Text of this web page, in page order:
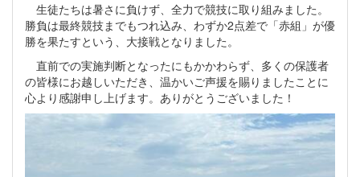
生徒たちは暑さに負けず、全力で競技に取り組みました。
勝負は最終競技までもつれ込み、わずか2点差で「赤組」が優
勝を果たすという、大接戦となりました。
直前での実施判断となったにもかかわらず、多くの保護者
の皆様にお越しいただき、温かいご声援を賜りましたことに
心より感謝申し上げます。ありがとうございました！